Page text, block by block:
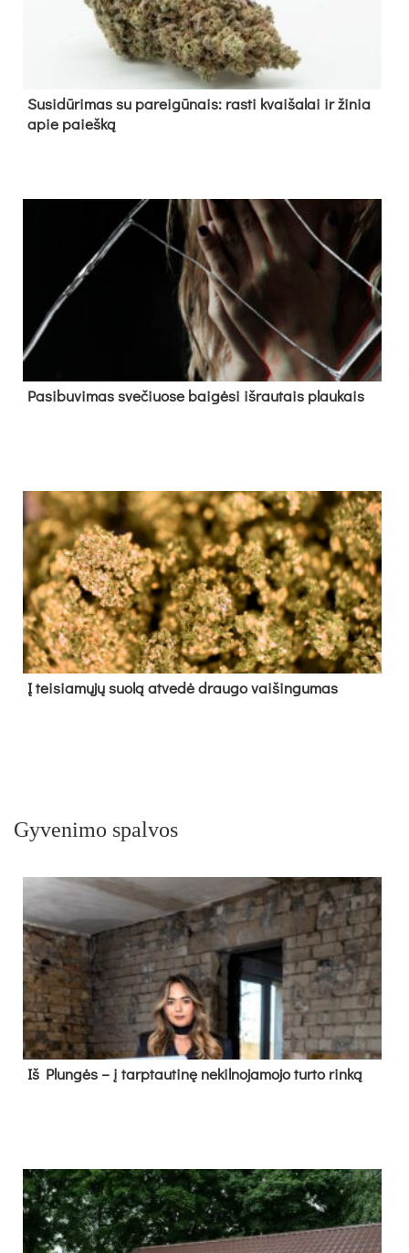
Su­si­dū­ri­mas su pa­rei­gū­nais: ras­ti kvai­ša­lai ir ži­nia
apie paieš­ką
Pa­si­bu­vi­mas sve­čiuo­se bai­gė­si iš­rau­tais plau­kais
Į tei­sia­mų­jų suo­lą at­ve­dė drau­go vai­šin­gu­mas
Gyvenimo spalvos
Iš Plungės – į tarptautinę nekilnojamojo turto rinką